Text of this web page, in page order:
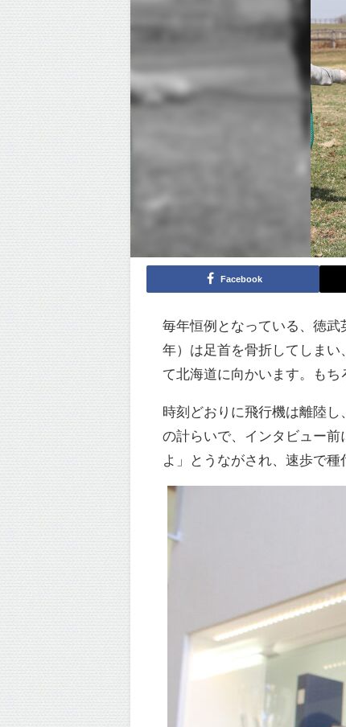
Facebook
毎年恒例となっている、徳
年）は足首を骨折してしま
て北海道に向かいます。もち
時刻どおりに飛行機は離陸
の計らいで、インタビュー
よ」とうながされ、速歩で